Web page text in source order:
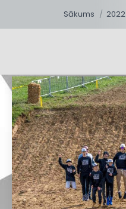
Sākums 2022